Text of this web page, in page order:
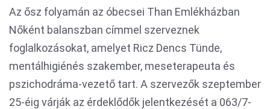
Az ősz folyamán az óbecsei Than Emlékházban
Nőként balanszban címmel szerveznek
foglalkozásokat, amelyet Ricz Dencs Tünde,
mentálhigiénés szakember, meseterapeuta és
pszichodráma-vezető tart. A szervezők szeptember
25-éig várják az érdeklődők jelentkezését a 063/7-